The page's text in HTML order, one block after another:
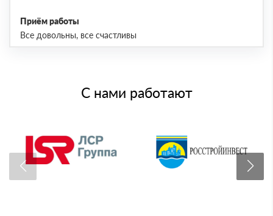
Приём работы
Все довольны, все счастливы
С нами работают